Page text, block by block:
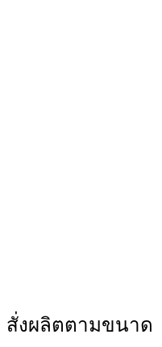
สั่งผลิตตามขนาด